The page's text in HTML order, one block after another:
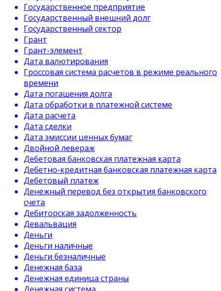
Государственное предприятие
Государственный внешний долг
Государственный сектор
Грант
Грант-элемент
Дата валютирования
Гроссовая система расчетов в режиме реального
времени
Дата погашения долга
Дата обработки в платежной системе
Дата расчета
Дата сделки
Дата эмиссии ценных бумаг
Двойной левераж
Дебетовая банковская платежная карта
Дебетно-кредитная банковская платежная карта
Дебетовый платеж
Денежный перевод без открытия банковского
счета
Дебиторская задолженность
Девальвация
Деньги
Деньги наличные
Деньги безналичные
Денежная база
Денежная единица страны